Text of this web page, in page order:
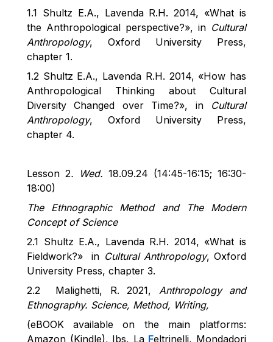
1.1 Shultz E.A., LavendaR.H. 2014, «What is
the Anthropological perspective?», in Cultural
Anthropology, Oxford University Press,
chapter 1.
1.2 Shultz E.A., Lavenda R.H. 2014, «How has
Anthropological Thinking about Cultural
Diversity Changed over Time?», in Cultural
Anthropology, Oxford University Press,
chapter 4.
Lesson 2. Wed. 18.09.24 (14:45-16:15; 16:30-
18:00)
The Ethnographic Method and The Modern
Concept of Science
2.1 Shultz E.A., LavendaR.H. 2014, «What is
Fieldwork?»
in Cultural Anthropology, Oxford
University Press, chapter 3.
2.2 Malighetti, R. 2021, Anthropology and
Ethnography. Science, Method, Writing,
(eBOOK available on the main platforms:
Amazon (Kindle), Ibs, La Feltrinelli, Mondadori